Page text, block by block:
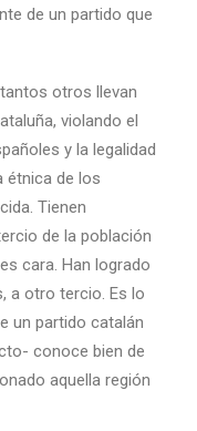
de un partido que
otros llevan
violando el
y la legalidad
étnica de los
Tienen
de la población
cara. Han logrado
a otro tercio. Es lo
un partido catalán
conoce bien de
aquella región